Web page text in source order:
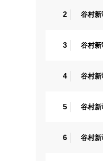
2 谷村新
3 谷村新
4 谷村新
5 谷村新
6 谷村新